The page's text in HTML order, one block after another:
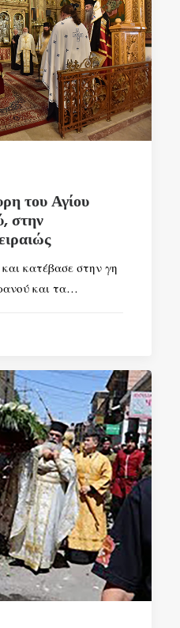
του Αγίου
στην
κατέβασε στην γη
και τα…